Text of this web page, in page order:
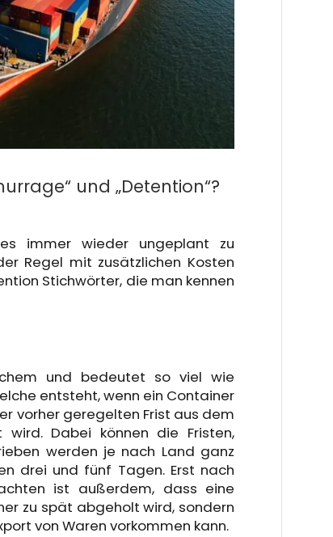
und „Detention“?
immer wieder ungeplant zu
Regel mit zusätzlichen Kosten
Stichwörter, die man kennen
und bedeutet so viel wie
entsteht, wenn ein Container
vorher geregelten Frist aus dem
wird. Dabei können die Fristen,
werden je nach Land ganz
drei und fünf Tagen. Erst nach
ist außerdem, dass eine
zu spät abgeholt wird, sondern
von Waren vorkommen kann.